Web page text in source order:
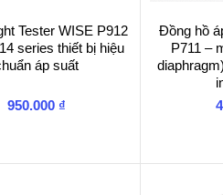
Tester WISE P912
series thiết bị hiệu
áp suất
950.000 ₫
Đồng hồ
P711 –